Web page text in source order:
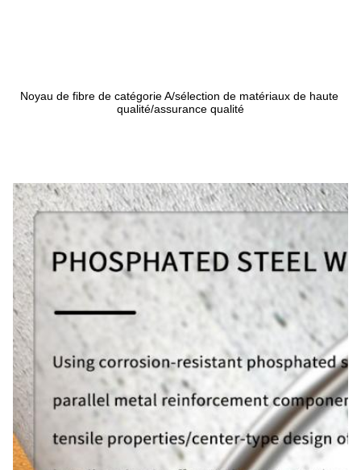
Noyau de fibre de catégorie A/sélection de matériaux de haute
qualité/assurance qualité